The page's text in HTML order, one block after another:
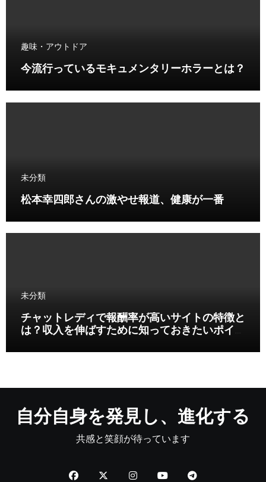
趣味・アウトドア
今流行っているモキュメンタリーホラーとは？
未分類
松本幸四郎さんの激やせ報道、健康が一番
未分類
チャットレディで報酬率が高いサイトの特徴と
は？収入を伸ばすために知っておきたいポイン
自分自身を発見し、進化する
共感と笑顔が待っています